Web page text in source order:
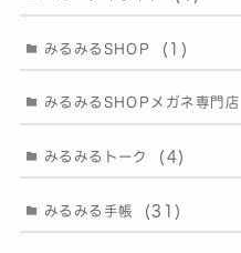
みるみるSHOP (1)
みるみるSHOPメガネ専門店
みるみるトーク (4)
みるみる手帳 (31)